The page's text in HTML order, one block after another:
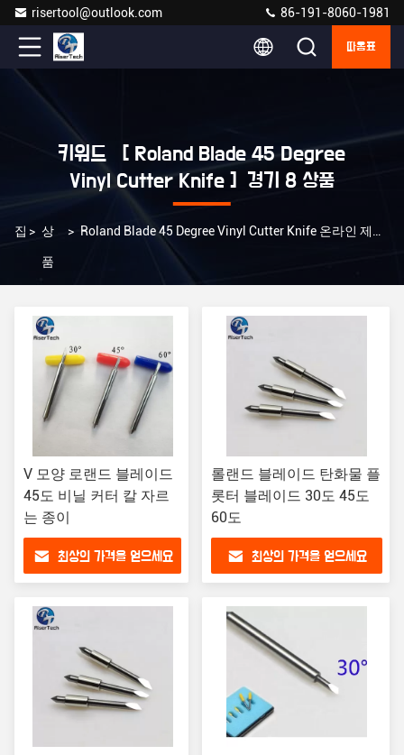
risertool@outlook.com 86-191-8060-1981
따옴표
키워드 [ Roland Blade 45 Degree
Vinyl Cutter Knife ] 경기 8 상품
집 > 상
품
> Roland Blade 45 Degree Vinyl Cutter Knife 온라인 제조사
V 모양 로랜드 블레이드
45도 비닐 커터 칼 자르
는 종이
최상의 가격을 얻으세요
롤랜드 블레이드 탄화물 플
롯터 블레이드 30도 45도
60도
최상의 가격을 얻으세요